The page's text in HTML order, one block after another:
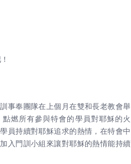
事奉團隊在上個月在雙和長老教會舉
燃所有參與特會的學員對耶穌的火
員持續對耶穌追求的熱情，在特會中
入門訓小組來讓對耶穌的熱情能持續